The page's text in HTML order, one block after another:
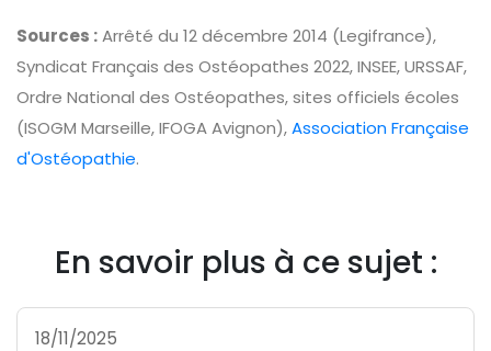
Sources :Arrêté du 12 décembre 2014 (Legifrance),
Syndicat Français des Ostéopathes 2022, INSEE, URSSAF,
Ordre National des Ostéopathes, sites officiels écoles
(ISOGM Marseille, IFOGA Avignon),Association Française
d'Ostéopathie.
En savoir plus à ce sujet :
18/11/2025